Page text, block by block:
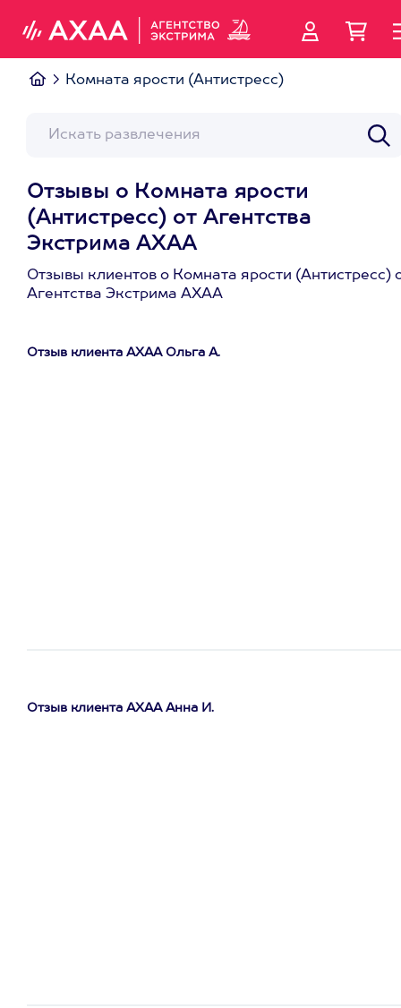
Комната ярости (Антистресс)
Отзывы о Комната ярости
(Антистресс) от Агентства
Экстрима АХАА
Отзывы клиентов о Комната ярости (Антистресс)
Агентства Экстрима АХАА
Отзыв клиента АХАА Ольга А.
Отзыв клиента АХАА Анна И.